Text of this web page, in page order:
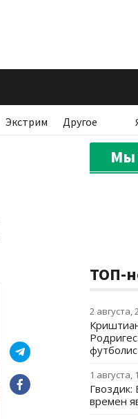
Экстрим Другое
Мы
ТОП-
2 августа,
1 августа,
времен